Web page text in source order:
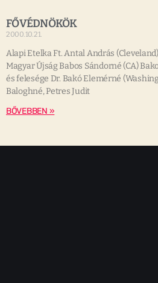
FŐVÉDNÖKÖK
2000.10.21.
Alapi Etelka Ft. Antal András
Magyar Újság Babos Sándorné (CA)
és felesége Dr. Bakó Elemérné
Baloghné, Petres Judit
BŐVEBBEN »